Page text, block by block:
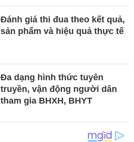
Đánh giá thi đua theo kết quả,
sản phẩm và hiệu quả thực tế
Đa dạng hình thức tuyên
truyền, vận động người dân
tham gia BHXH, BHYT